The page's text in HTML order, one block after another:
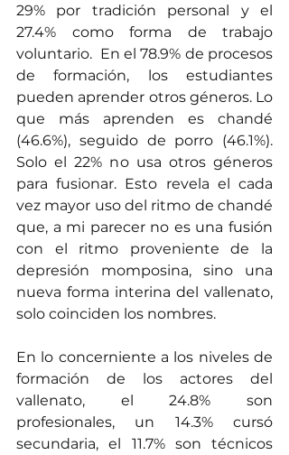
29% por tradición personal y el
27.4% como forma de trabajo
voluntario.  En el 78.9% de procesos
de formación, los estudiantes
pueden aprender otros géneros. Lo
que más aprenden es chandé
(46.6%), seguido de porro (46.1%).
Solo el 22% no usa otros géneros
para fusionar. Esto revela el cada
vez mayor uso del ritmo de chandé
que, a mi parecer no es una fusión
con el ritmo proveniente de la
depresión momposina, sino una
nueva forma interina del vallenato,
solo coinciden los nombres.
En lo concerniente a los niveles de
formación de los actores del
vallenato, el 24.8% son
profesionales, un 14.3% cursó
secundaria, el 11.7% son técnicos